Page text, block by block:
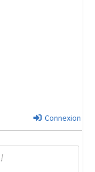
Connexion